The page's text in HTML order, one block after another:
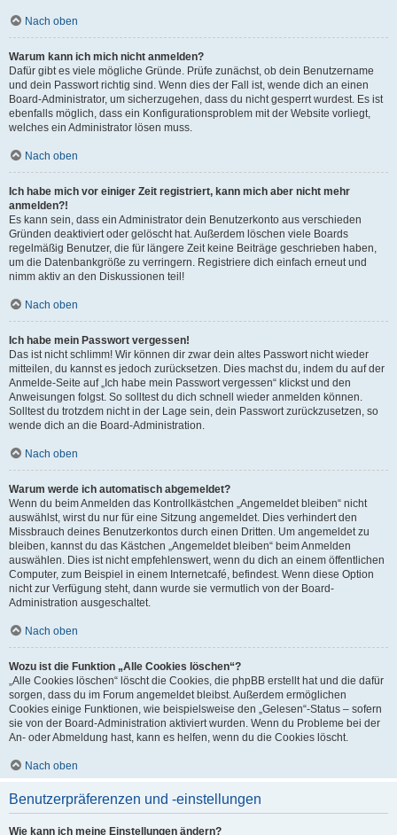
Nach oben
Warum kann ich mich nicht anmelden?
Dafür gibt es viele mögliche Gründe. Prüfe zunächst, ob dein Benutzername
und dein Passwort richtig sind. Wenn dies der Fall ist, wende dich an einen
Board-Administrator, um sicherzugehen, dass du nicht gesperrt wurdest. Es ist
ebenfalls möglich, dass ein Konfigurationsproblem mit der Website vorliegt,
welches ein Administrator lösen muss.
Nach oben
Ich habe mich vor einiger Zeit registriert, kann mich aber nicht mehr
anmelden?!
Es kann sein, dass ein Administrator dein Benutzerkonto aus verschieden
Gründen deaktiviert oder gelöscht hat. Außerdem löschen viele Boards
regelmäßig Benutzer, die für längere Zeit keine Beiträge geschrieben haben,
um die Datenbankgröße zu verringern. Registriere dich einfach erneut und
nimm aktiv an den Diskussionen teil!
Nach oben
Ich habe mein Passwort vergessen!
Das ist nicht schlimm! Wir können dir zwar dein altes Passwort nicht wieder
mitteilen, du kannst es jedoch zurücksetzen. Dies machst du, indem du auf der
Anmelde-Seite auf „Ich habe mein Passwort vergessen“ klickst und den
Anweisungen folgst. So solltest du dich schnell wieder anmelden können.
Solltest du trotzdem nicht in der Lage sein, dein Passwort zurückzusetzen, so
wende dich an die Board-Administration.
Nach oben
Warum werde ich automatisch abgemeldet?
Wenn du beim Anmelden das Kontrollkästchen „Angemeldet bleiben“ nicht
auswählst, wirst du nur für eine Sitzung angemeldet. Dies verhindert den
Missbrauch deines Benutzerkontos durch einen Dritten. Um angemeldet zu
bleiben, kannst du das Kästchen „Angemeldet bleiben“ beim Anmelden
auswählen. Dies ist nicht empfehlenswert, wenn du dich an einem öffentlichen
Computer, zum Beispiel in einem Internetcafé, befindest. Wenn diese Option
nicht zur Verfügung steht, dann wurde sie vermutlich von der Board-
Administration ausgeschaltet.
Nach oben
Wozu ist die Funktion „Alle Cookies löschen“?
„Alle Cookies löschen“ löscht die Cookies, die phpBB erstellt hat und die dafür
sorgen, dass du im Forum angemeldet bleibst. Außerdem ermöglichen
Cookies einige Funktionen, wie beispielsweise den „Gelesen“-Status – sofern
sie von der Board-Administration aktiviert wurden. Wenn du Probleme bei der
An- oder Abmeldung hast, kann es helfen, wenn du die Cookies löscht.
Nach oben
Benutzerpräferenzen und -einstellungen
Wie kann ich meine Einstellungen ändern?